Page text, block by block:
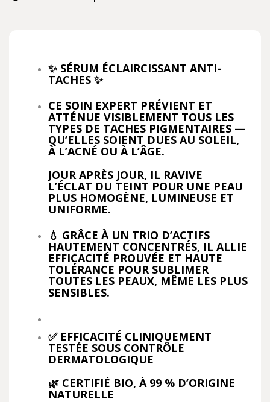
✨ SÉRUM ÉCLAIRCISSANT ANTI-
TACHES ✨
CE SOIN EXPERT PRÉVIENT ET
ATTÉNUE VISIBLEMENT TOUS LES
TYPES DE TACHES PIGMENTAIRES —
QU’ELLES SOIENT DUES AU SOLEIL,
À L’ACNÉ OU À L’ÂGE.
JOUR APRÈS JOUR, IL RAVIVE
L’ÉCLAT DU TEINT POUR UNE PEAU
PLUS HOMOGÈNE, LUMINEUSE ET
UNIFORME.
💧 GRÂCE À UN TRIO D’ACTIFS
HAUTEMENT CONCENTRÉS, IL ALLIE
EFFICACITÉ PROUVÉE ET HAUTE
TOLÉRANCE POUR SUBLIMER
TOUTES LES PEAUX, MÊME LES PLUS
SENSIBLES.
✅ EFFICACITÉ CLINIQUEMENT
TESTÉE SOUS CONTRÔLE
DERMATOLOGIQUE
🌿 CERTIFIÉ BIO, À 99 % D’ORIGINE
NATURELLE